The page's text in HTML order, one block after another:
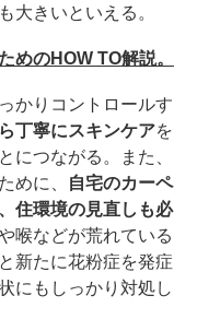
大きいといえる。
のHOW TO解説。
かりコントロールす
丁寧にスキンケアを
につながる。また、
めに、
自宅のカーペ
住環境の見直しも必
喉などが荒れている
新たに花粉症を発症
にもしっかり対処し